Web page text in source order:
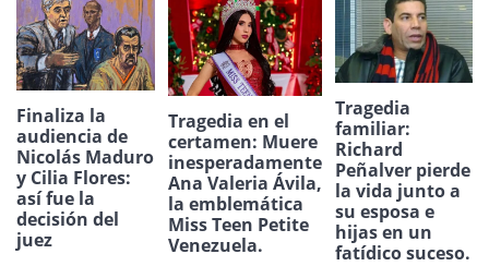
Finaliza la
audiencia de
Nicolás Maduro
y Cilia Flores:
así fue la
decisión del
juez
Tragedia en el
certamen: Muere
inesperadamente
Ana Valeria Ávila,
la emblemática
Miss Teen Petite
Venezuela.
Tragedia
familiar:
Richard
Peñalver pierde
la vida junto a
su esposa e
hijas en un
fatídico suceso.